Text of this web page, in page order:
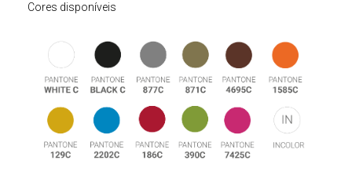
Cores disponíveis